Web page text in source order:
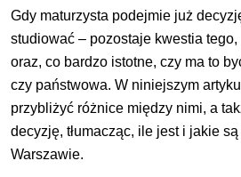
Gdy maturzysta podejmie już
studiować – pozostaje kwestia
oraz, co bardzo istotne, czy ma to
czy państwowa. W niniejszym
przybliżyć różnice między nimi, a
decyzję, tłumacząc, ile jest i jakie
Warszawie.